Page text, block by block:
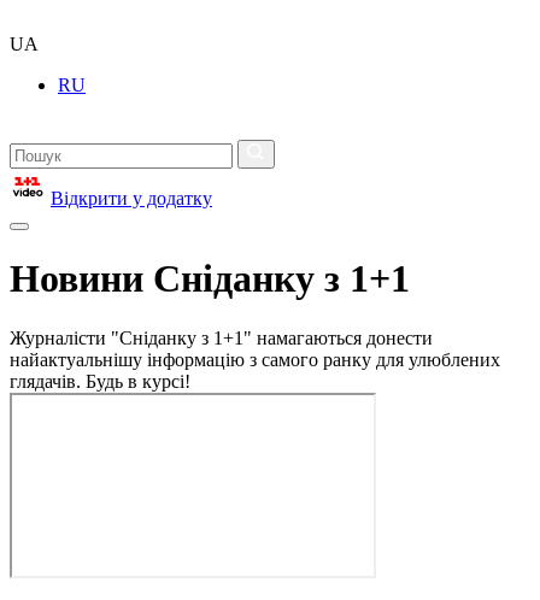
UA
RU
Відкрити у додатку
Новини Сніданку з 1+1
Журналісти "Сніданку з 1+1" намагаються донести
найактуальнішу інформацію з самого ранку для улюблених
глядачів. Будь в курсі!